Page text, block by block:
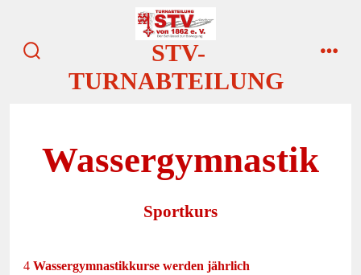
springen
ein-/ausblenden
STV-
TURNABTEILUNG
Wassergymnastik
Sportkurs
4 Wassergymnastikkurse werden jährlich